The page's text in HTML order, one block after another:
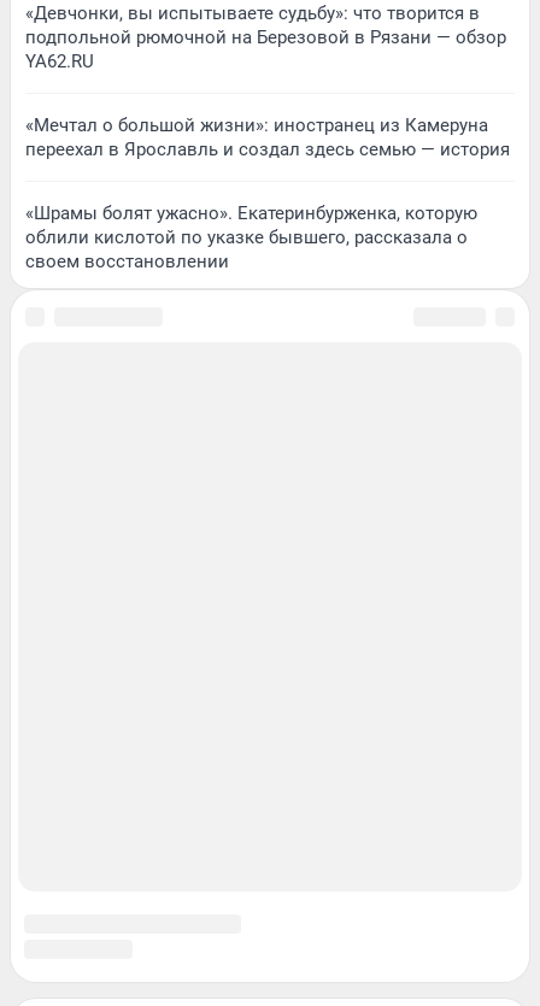
«Девчонки, вы испытываете судьбу»: что творится в
подпольной рюмочной на Березовой в Рязани — обзор
YA62.RU
«Мечтал о большой жизни»: иностранец из Камеруна
переехал в Ярославль и создал здесь семью — история
«Шрамы болят ужасно». Екатеринбурженка, которую
облили кислотой по указке бывшего, рассказала о
своем восстановлении